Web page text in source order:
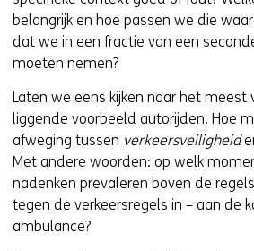
belangrijk en hoe passen we die
dat we in een fractie van een
moeten nemen?
Laten we eens kijken naar het meest
liggende voorbeeld autorijden. Hoe
afweging tussen verkeersveiligheid
Met andere woorden: op welk
nadenken prevaleren boven de
tegen de verkeersregels in – aan de
ambulance?